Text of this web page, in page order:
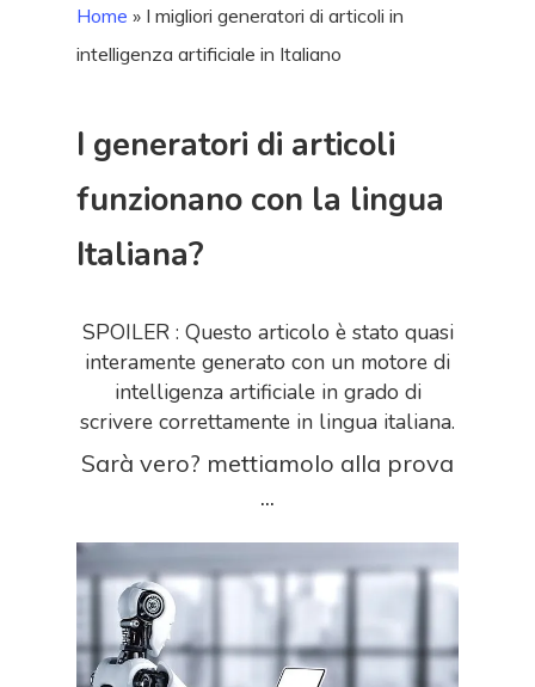
Home » I migliori generatori di articoli in
intelligenza artificiale in Italiano
I generatori di articoli
funzionano con la lingua
Italiana?
SPOILER : Questo articolo è stato quasi
interamente generato con un motore di
intelligenza artificiale in grado di
scrivere correttamente in lingua italiana.
Sarà vero? mettiamolo alla prova
...